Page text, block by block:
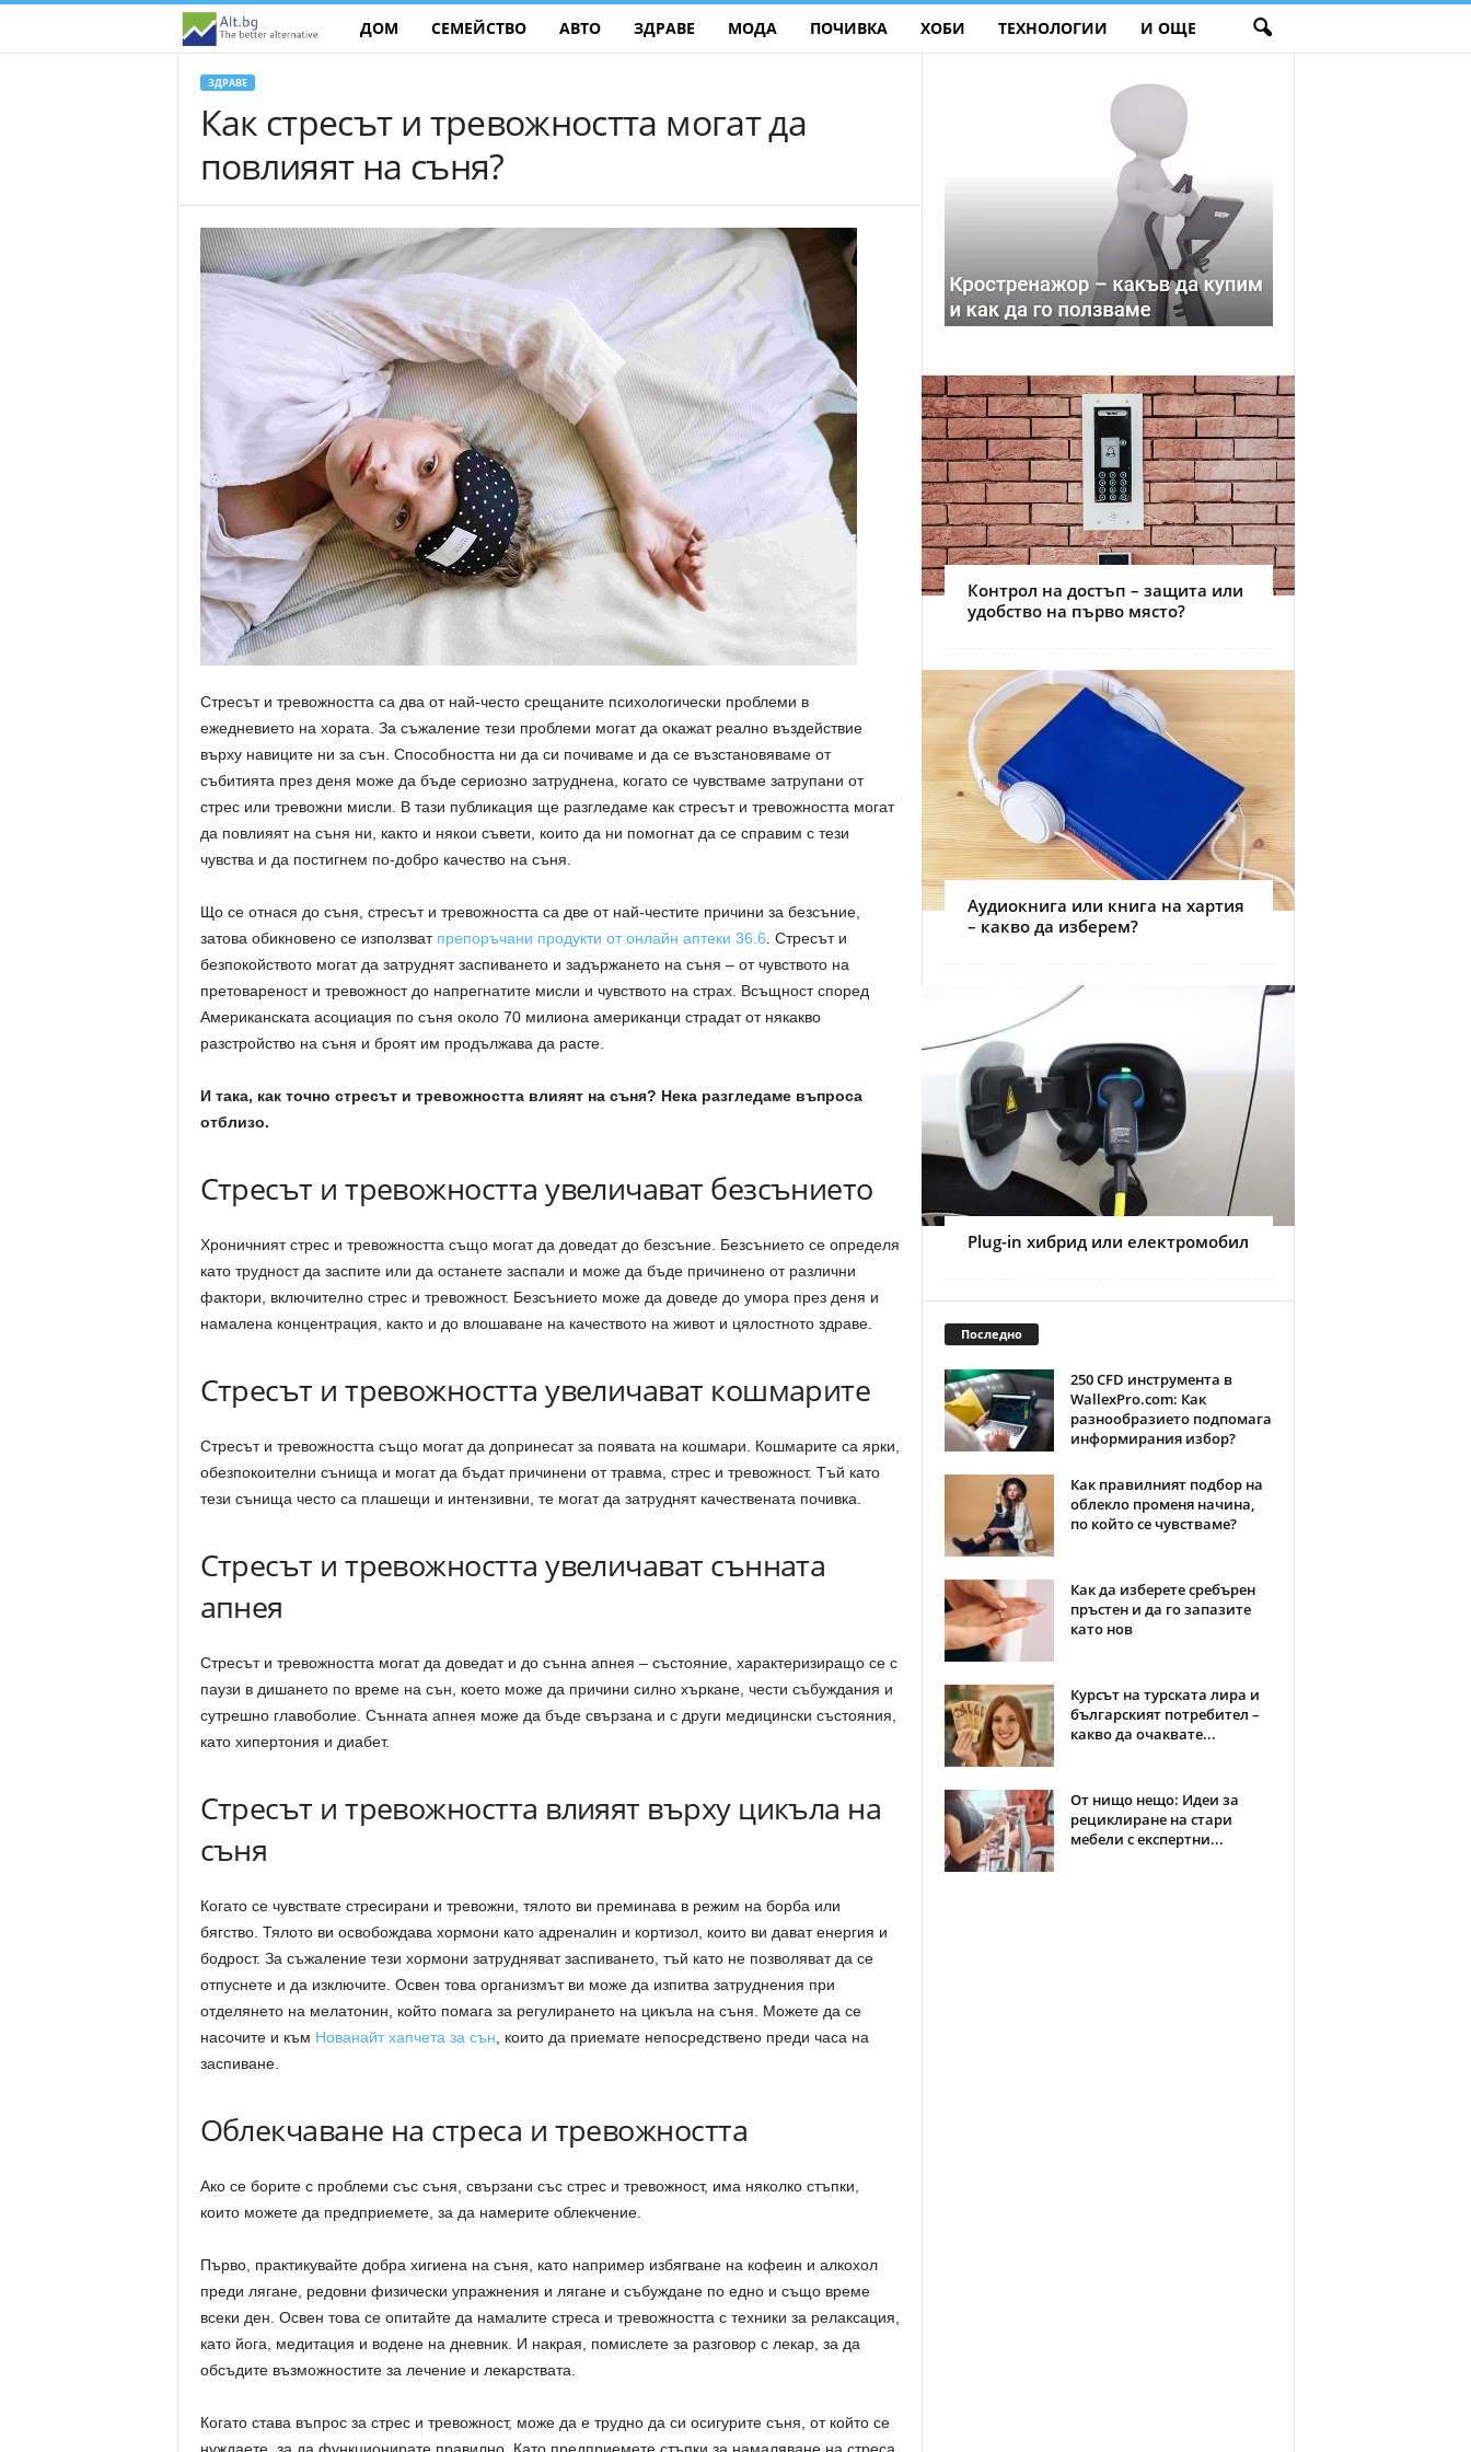
t
g
ДОМ СЕМЕЙСТВО АВТО ЗДРАВЕ МОДА ПОЧИВКА ХОБИ ТЕХНОЛОГИИ И ОЩЕ
ЗДРАВЕ
Как стресът и тревожността могат да
повлияят на съня?
Стресът и тревожността са два от най-често срещаните психологически проблеми в
ежедневието на хората. За съжаление тези проблеми могат да окажат реално въздействие
върху навиците ни за сън. Способността ни да си почиваме и да се възстановяваме от
събитията през деня може да бъде сериозно затруднена, когато се чувстваме затрупани от
стрес или тревожни мисли. В тази публикация ще разгледаме как стресът и тревожността могат
да повлияят на съня ни, както и някои съвети, които да ни помогнат да се справим с тези
чувства и да постигнем по-добро качество на съня.
Що се отнася до съня, стресът и тревожността са две от най-честите причини за безсъние,
затова обикновено се използват препоръчани продукти от онлайн аптеки 36.6 . Стресът и
безпокойството могат да затруднят заспиването и задържането на съня – от чувството на
претовареност и тревожност до напрегнатите мисли и чувството на страх. Всъщност според
Американската асоциация по съня около 70 милиона американци страдат от някакво
разстройство на съня и броят им продължава да расте.
И така, как точно стресът и тревожността влияят на съня? Нека разгледаме въпроса
отблизо.
Стресът и тревожността увеличават безсънието
Хроничният стрес и тревожността също могат да доведат до безсъние. Безсънието се определя
като трудност да заспите или да останете заспали и може да бъде причинено от различни
фактори, включително стрес и тревожност. Безсънието може да доведе до умора през деня и
намалена концентрация, както и до влошаване на качеството на живот и цялостното здраве.
Стресът и тревожността увеличават кошмарите
Стресът и тревожността също могат да допринесат за появата на кошмари. Кошмарите са ярки,
обезпокоителни сънища и могат да бъдат причинени от травма, стрес и тревожност. Тъй като
тези сънища често са плашещи и интензивни, те могат да затруднят качествената почивка.
Стресът и тревожността увеличават сънната
апнея
Стресът и тревожността могат да доведат и до сънна апнея – състояние, характеризиращо се с
паузи в дишането по време на сън, което може да причини силно хъркане, чести събуждания и
сутрешно главоболие. Сънната апнея може да бъде свързана и с други медицински състояния,
като хипертония и диабет.
Стресът и тревожността влияят върху цикъла на
съня
Когато се чувствате стресирани и тревожни, тялото ви преминава в режим на борба или
бягство. Тялото ви освобождава хормони като адреналин и кортизол, които ви дават енергия и
бодрост. За съжаление тези хормони затрудняват заспиването, тъй като не позволяват да се
отпуснете и да изключите. Освен това организмът ви може да изпитва затруднения при
отделянето на мелатонин, който помага за регулирането на цикъла на съня. Можете да се
насочите и към Нованайт хапчета за сън , които да приемате непосредствено преди часа на
заспиване.
Облекчаване на стреса и тревожността
Ако се борите с проблеми със съня, свързани със стрес и тревожност, има няколко стъпки,
които можете да предприемете, за да намерите облекчение.
Първо, практикувайте добра хигиена на съня, като например избягване на кофеин и алкохол
преди лягане, редовни физически упражнения и лягане и събуждане по едно и също време
всеки ден. Освен това се опитайте да намалите стреса и тревожността с техники за релаксация,
като йога, медитация и водене на дневник. И накрая, помислете за разговор с лекар, за да
обсъдите възможностите за лечение и лекарствата.
Когато става въпрос за стрес и тревожност, може да е трудно да си осигурите съня, от който се
Контрол на достъп – защита или
удобство на първо място?
Аудиокнига или книга на хартия
– какво да изберем?
Plug-in хибрид или електромобил
Последно
250 CFD инструмента в
WallexPro.com: Как
разнообразието подпомага
информирания избор?
Как правилният подбор на
облекло променя начина,
по който се чувстваме?
Как да изберете сребърен
пръстен и да го запазите
като нов
Курсът на турската лира и
българският потребител –
какво да очаквате...
От нищо нещо: Идеи за
рециклиране на стари
мебели с експертни...